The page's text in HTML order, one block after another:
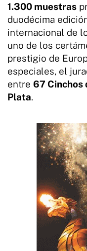
1.300 muestras
duodécima
internacional de
uno de los
prestigio de
especiales, el
entre 67 Cinchos
Plata.